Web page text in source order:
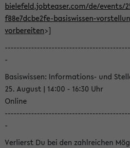
bielefeld.jobteaser.com/de/events/
f88e7dcbe2fe-basiswissen-
vorbereiten>]
-
Basiswissen: Informations- und
25. August | 14:00 - 16:30 Uhr
Online
-
Verlierst Du bei den zahlreichen